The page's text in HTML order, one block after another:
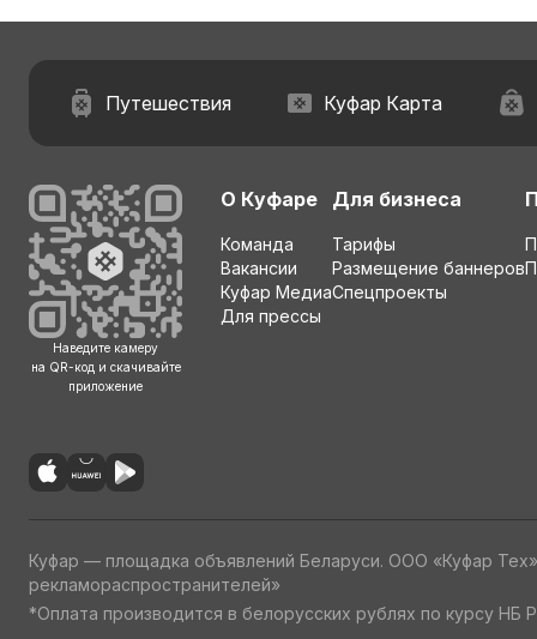
Путешествия Куфар Карта
Наведите камеру
на QR-код и скачивайте
приложение
О Куфаре
Команда
Вакансии
Куфар Медиа
Для прессы
Для бизнеса
Тарифы
Размещение баннеров
Спецпроекты
Куфар — площадка объявлений Беларуси. ООО «Куфар
рекламораспространителей»
*Оплата производится в белорусских рублях по курсу НБ